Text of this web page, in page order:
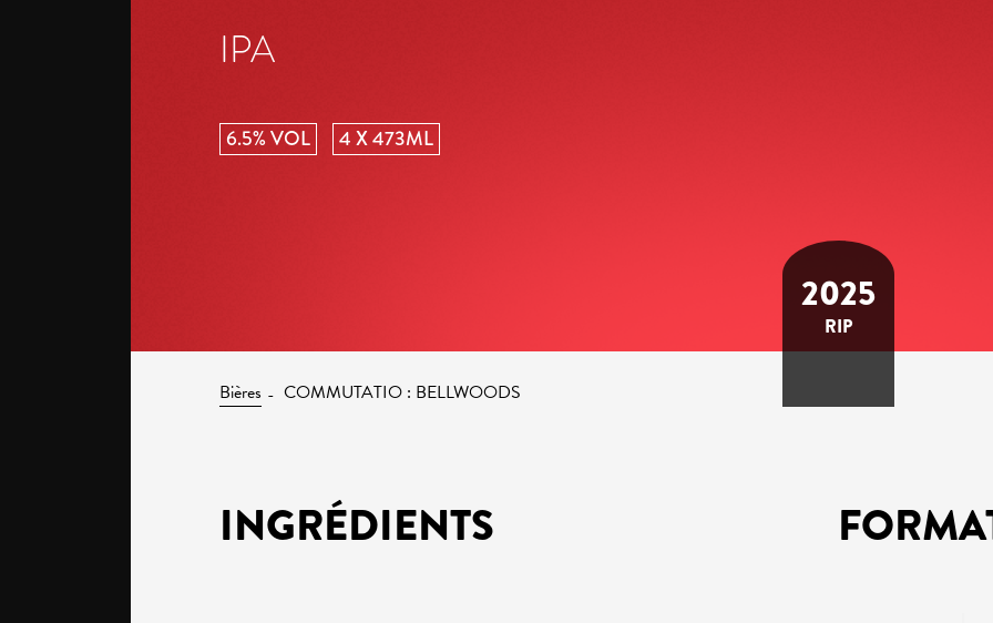
IPA
6.5% VOL 4 X 473ML
2025
RIP
Bières COMMUTATIO : BELLWOODS
INGRÉDIENTS